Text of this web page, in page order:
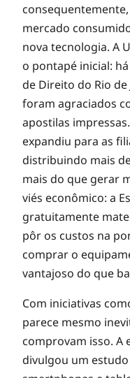
mercado
nova tecnologia. A
o pontapé inicial:
de Direito do Rio
foram agraciados
apostilas
expandiu para as
distribuindo mais
mais do que gerar
viés econômico: a
gratuitamente
pôr os custos na
comprar o
vantajoso do que
Com iniciativas
parece mesmo
comprovam isso. A
divulgou um